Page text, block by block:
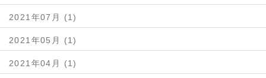
2021年07月 (1)
2021年05月 (1)
2021年04月 (1)